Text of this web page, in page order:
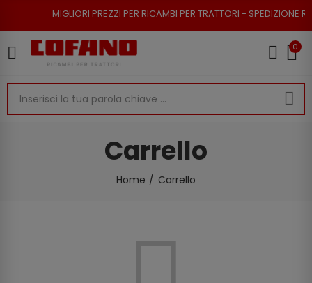
MIGLIORI PREZZI PER RICAMBI PER TRATTORI - SPEDIZIONE
0
Carrello
Home Carrello